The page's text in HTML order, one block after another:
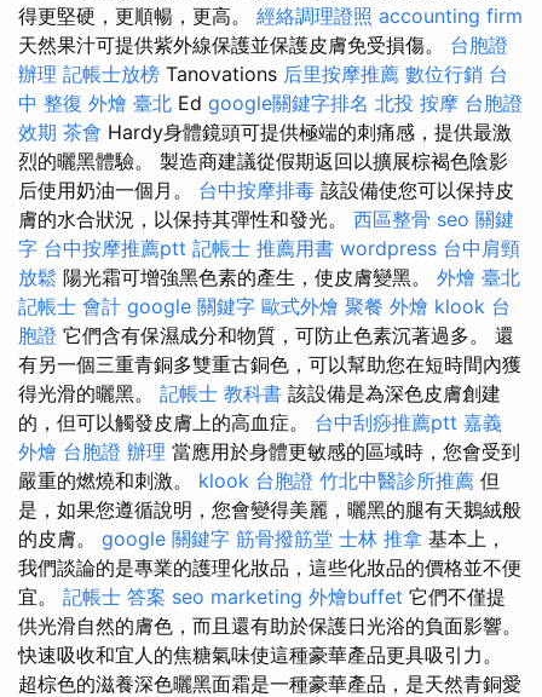
得更堅硬，更順暢，更高。 經絡調理證照 accounting firm
天然果汁可提供紫外線保護並保護皮膚免受損傷。 台胞證
辦理 記帳士放榜 Tanovations 后里按摩推薦 數位行銷 台
中 整復 外燴 臺北 Ed google關鍵字排名 北投 按摩 台胞證
效期 茶會 Hardy身體鏡頭可提供極端的刺痛感，提供最激
烈的曬黑體驗。 製造商建議從假期返回以擴展棕褐色陰影
后使用奶油一個月。 台中按摩排毒 該設備使您可以保持皮
膚的水合狀況，以保持其彈性和發光。 西區整骨 seo 關鍵
字 台中按摩推薦ptt 記帳士 推薦用書 wordpress 台中肩頸
放鬆 陽光霜可增強黑色素的產生，使皮膚變黑。 外燴 臺北
記帳士 會計 google 關鍵字 歐式外燴 聚餐 外燴 klook 台
胞證 它們含有保濕成分和物質，可防止色素沉著過多。 還
有另一個三重青銅多雙重古銅色，可以幫助您在短時間內獲
得光滑的曬黑。 記帳士 教科書 該設備是為深色皮膚創建
的，但可以觸發皮膚上的高血症。 台中刮痧推薦ptt 嘉義
外燴 台胞證 辦理 當應用於身體更敏感的區域時，您會受到
嚴重的燃燒和刺激。 klook 台胞證 竹北中醫診所推薦 但
是，如果您遵循說明，您會變得美麗，曬黑的腿有天鵝絨般
的皮膚。 google 關鍵字 筋骨撥筋堂 士林 推拿 基本上，
我們談論的是專業的護理化妝品，這些化妝品的價格並不便
宜。 記帳士 答案 seo marketing 外燴buffet 它們不僅提
供光滑自然的膚色，而且還有助於保護日光浴的負面影響。
快速吸收和宜人的焦糖氣味使這種豪華產品更具吸引力。
超棕色的滋養深色曬黑面霜是一種豪華產品，是天然青銅愛